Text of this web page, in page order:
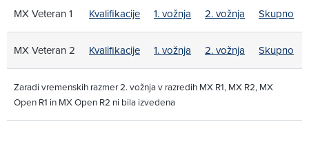
MX Veteran 1 Kvalifikacije 1. vožnja 2. vožnja Skupno
MX Veteran 2 Kvalifikacije 1. vožnja 2. vožnja Skupno
Zaradi vremenskih razmer 2. vožnja v razredih MX R1, MX R2, MX
Open R1 in MX Open R2 ni bila izvedena